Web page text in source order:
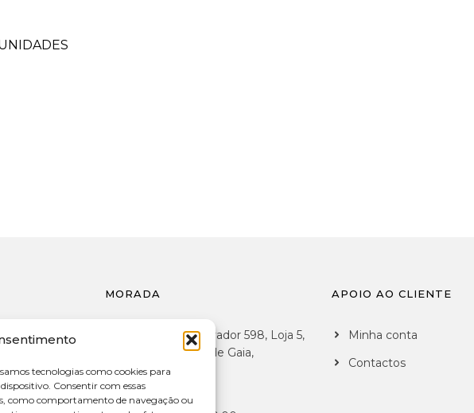
tecnologias como cookies para
Consentir com essas
como comportamento de navegação ou
MORADA
Avenida de São Salvador 598, Loja 5,
4415-557 Vila Nova de Gaia,
Portugal
APOIO AO CLIENTE
Minha conta
Contactos